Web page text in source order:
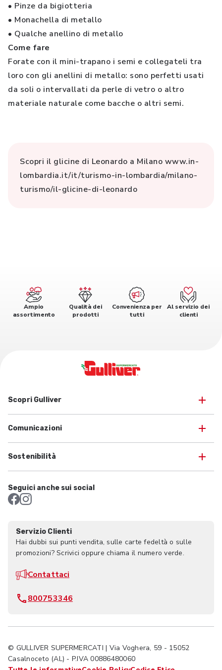
• Pinze da bigiotteria
• Monachella di metallo
• Qualche anellino di metallo
Come fare
Forate con il mini-trapano i semi e collegateli tra
loro con gli anellini di metallo: sono perfetti usati
da soli o intervallati da perle di vetro o altro
materiale naturale come bacche o altri semi.
Scopri il glicine di Leonardo a Milano www.in-
lombardia.it/it/turismo-in-lombardia/milano-
turismo/il-glicine-di-leonardo
Ampio
assortimento
Qualità dei
prodotti
Convenienza per
tutti
Al servizio dei
clienti
Scopri Gulliver
Comunicazioni
Sostenibilità
Seguici anche sui social
Servizio Clienti
Hai dubbi sui punti vendita, sulle carte fedeltà o sulle
promozioni? Scrivici oppure chiama il numero verde.
Contattaci
800753346
© GULLIVER SUPERMERCATI | Via Voghera, 59 - 15052
Casalnoceto (AL) - P.IVA 00886480060